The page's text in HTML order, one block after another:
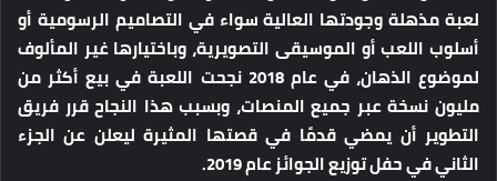
لعبة مذهلة وجودتها العالية سواء في التصاميم الرسومية أو
أسلوب اللعب أو الموسيقى التصويرية، وباختيارها غير المألوف
لموضوع الذهان، في عام 2018 نجحت اللعبة في بيع أكثر من
مليون نسخة عبر جميع المنصات، وبسبب هذا النجاح قرر فريق
التطوير أن يمضي قدمًا في قصتها المثيرة ليعلن عن الجزء
الثاني في حفل توزيع الجوائز عام 2019.